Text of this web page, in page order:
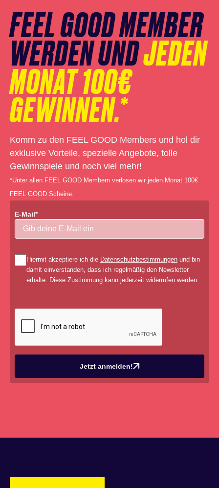
FEEL GOOD MEMBER
WERDEN UNDJEDEN
MONAT 100€
GEWINNEN.*
Komm zu den FEEL GOOD Members und hol dir
exklusive Vorteile, spezielle Angebote, tolle
Gewinnspiele und noch viel mehr!
*Unter allen FEEL GOOD Membern verlosen wir jeden Monat 100€
FEEL GOOD Scheine.
E-Mail*
Hiermit akzeptiere ich die Datenschutzbestimmungen und bin
damit einverstanden, dass ich regelmäßig den Newsletter
erhalte. Diese Zustimmung kann jederzeit widerrufen werden.
Jetzt anmelden!